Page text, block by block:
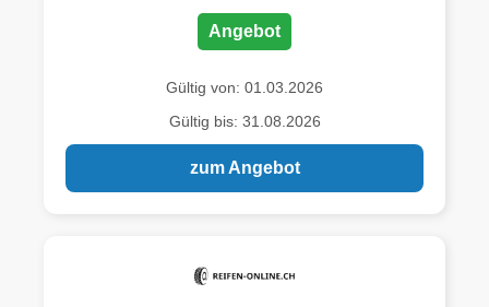
Angebot
Gültig von: 01.03.2026
Gültig bis: 31.08.2026
zum Angebot